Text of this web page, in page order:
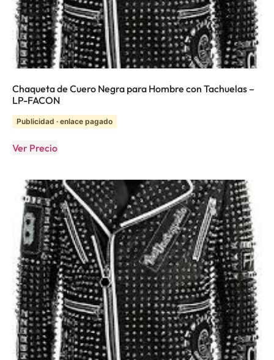
Chaqueta de Cuero Negra para Hombre con Tachuelas –
LP-FACON
Publicidad · enlace pagado
Ver Precio